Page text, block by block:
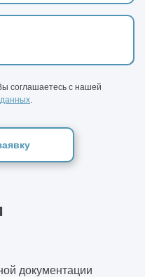
соглашаетесь с нашей
документации